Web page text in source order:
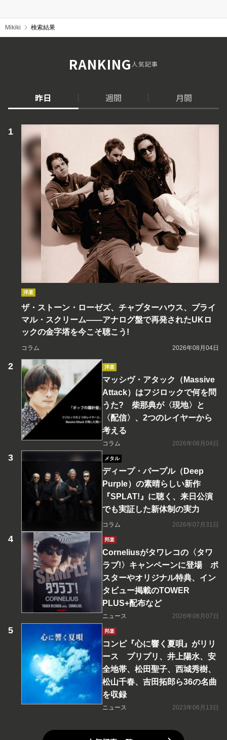
Mikiki 検索結果
RANKING人気記事
昨日 週間 月間
洋楽
ザ・ストーン・ローゼズ、チャプターハウス、プライ
マル・スクリーム――アナログ盤で再発されたUKロ
ックの金字塔を今こそ聴こう!
コラム 2026年08月04日
洋楽
マッシヴ・アタック（Massive
Attack）はフジロックで何を問
うた? 柴那典が〈現地〉と
〈配信〉、2つのレイヤーから
考える
コラム 2026年08月04日
メタル
ディープ・パープル（Deep
Purple）の素晴らしい新作
『SPLAT!』に聴く、来日公演
でも実証した新体制の実力
コラム 2026年07月31日
邦楽
Corneliusがタワレコの〈タワ
ラブ!〉キャンペーンに登場 ポ
スターやオリジナル特典、イン
タビュー掲載のTOWER
PLUS+配布など
ニュース 2026年08月07日
邦楽
コンピ『心に響く夏唄』がリリ
ース プリプリ、井上陽水、安
全地帯、松田聖子、西城秀樹、
松山千春、吉田拓郎ら36の名曲
を収録
ニュース 2023年06月13日